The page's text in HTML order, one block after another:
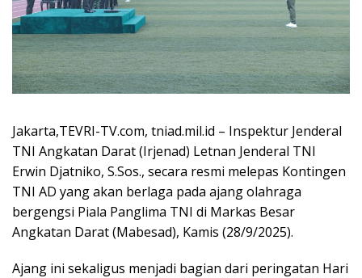
Jakarta,TEVRI-TV.com, tniad.mil.id – Inspektur Jenderal
TNI Angkatan Darat (Irjenad) Letnan Jenderal TNI
Erwin Djatniko, S.Sos., secara resmi melepas Kontingen
TNI AD yang akan berlaga pada ajang olahraga
bergengsi Piala Panglima TNI di Markas Besar
Angkatan Darat (Mabesad), Kamis (28/9/2025).
Ajang ini sekaligus menjadi bagian dari peringatan Hari